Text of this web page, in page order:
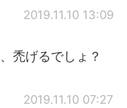
2019.11.10 13:09
禿げるでしょ？
2019.11.10 07:27